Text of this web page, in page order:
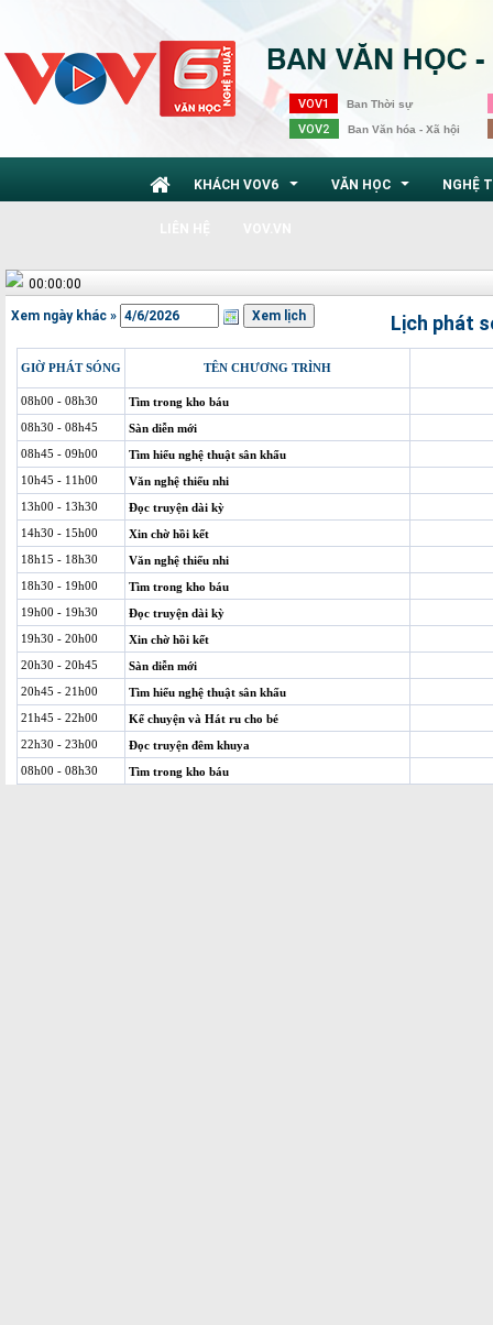
VOV1 Ban Thời sự
VOV2 Ban Văn hóa - Xã hội
KHÁCH VOV6 VĂN HỌC NGHỆ
00:00:00
Xem ngày khác » Lịch phát
GIỜ PHÁT SÓNG TÊN CHƯƠNG TRÌNH
08h00 - 08h30
Tìm trong kho báu
08h30 - 08h45
Sàn diễn mới
08h45 - 09h00
Tìm hiểu nghệ thuật sân khấu
10h45 - 11h00
Văn nghệ thiếu nhi
13h00 - 13h30
Đọc truyện dài kỳ
14h30 - 15h00
Xin chờ hồi kết
18h15 - 18h30
Văn nghệ thiếu nhi
18h30 - 19h00
Tìm trong kho báu
19h00 - 19h30
Đọc truyện dài kỳ
19h30 - 20h00
Xin chờ hồi kết
20h30 - 20h45
Sàn diễn mới
20h45 - 21h00
Tìm hiểu nghệ thuật sân khấu
21h45 - 22h00
Kể chuyện và Hát ru cho bé
22h30 - 23h00
Đọc truyện đêm khuya
08h00 - 08h30
Tìm trong kho báu